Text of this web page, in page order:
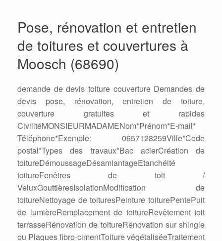
Pose, rénovation et entretien
de toitures et couvertures à
Moosch (68690)
demande de devis toiture couverture Demandes de
devis pose, rénovation, entretien de toiture,
couverture gratuites et rapides
CivilitéMONSIEURMADAMENom*Prénom*E-mail*
Téléphone*Exemple: 0657128259Ville*Code
postal*Types des travaux*Bac acierCréation de
toitureDémoussageDésamiantageEtanchéité
toitureFenêtres de toit /
VeluxGouttièresIsolationModification de
toitureNettoyage de toituresPeinture toiturePentePuit
de lumièreRemplacement de toitureRevêtement toit
terrasseRénovation de toitureRénovation sur shingle
ou Plaques fibro-cimentToiture végétaliséeTraitement